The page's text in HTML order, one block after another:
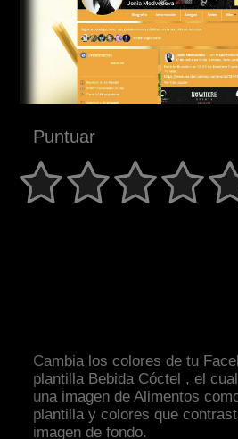
Puntuar
Cambia los colores de tu
plantilla Bebida Cóctel , el
una imagen de Alimentos
plantilla y colores que
imagen de fondo.